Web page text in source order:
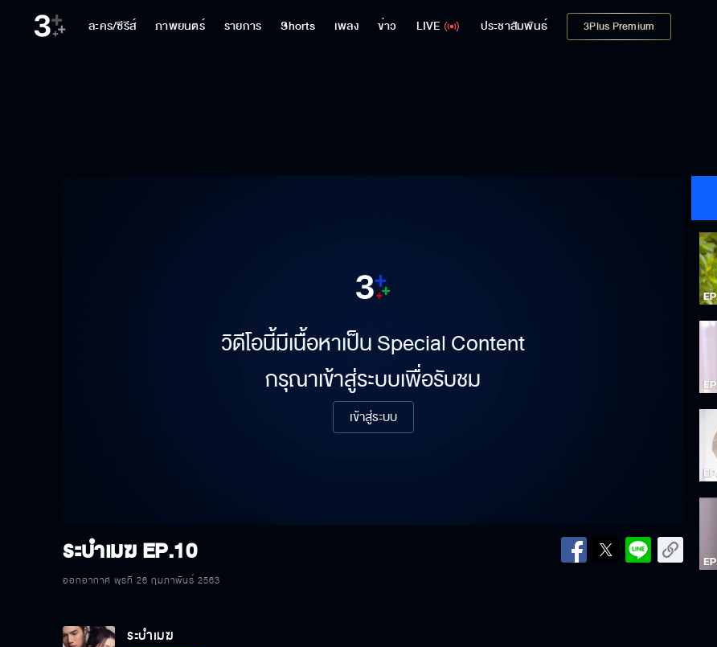
ละคร/ซีรีส์ ภาพยนตร์ รายการ Shorts เพลง ข่าว LIVE ประชาสัมพันธ์ 3Plus Premium
วิดีโอนี้มีเนื้อหาเป็น Special Content
กรุณาเข้าสู่ระบบเพื่อรับชม
เข้าสู่ระบบ
ระบำเมฆEP.10
ออกอากาศ พุธที่ 26 กุมภาพันธ์ 2563
ระบำเมฆ